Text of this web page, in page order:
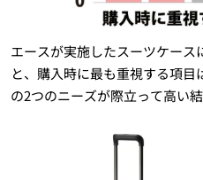
エースが実施したスーツケース
と、購入時に最も重視する項
の2つのニーズが際立って高い結